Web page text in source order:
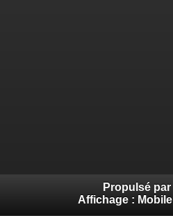
Propulsé par
Affichage : Mobile